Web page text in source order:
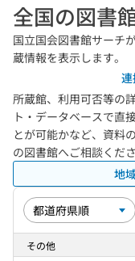
全国の図書
国立国会図書館サーチ
蔵情報を表示します。
所蔵館、利用可否等の
ト・データベースで直
とが可能かなど、資料
の図書館へご相談くだ
地
その他